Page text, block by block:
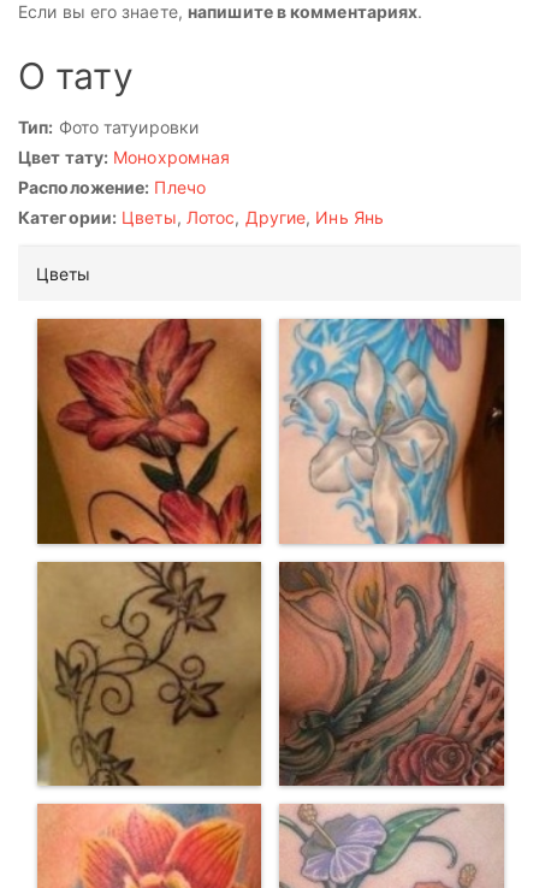
Если вы его знаете, напишите в комментариях.
О тату
Тип: Фото татуировки
Цвет тату: Монохромная
Расположение: Плечо
Категории: Цветы, Лотос, Другие, Инь Янь
Цветы